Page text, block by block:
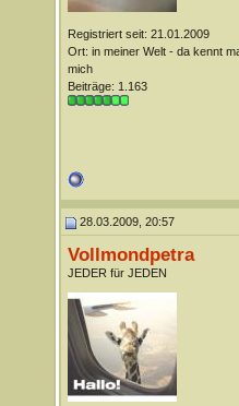
Registriert seit: 21.01.2009
Ort: in meiner Welt - da kennt
mich
Beiträge: 1.163
28.03.2009, 20:57
Vollmondpetra
JEDER für JEDEN